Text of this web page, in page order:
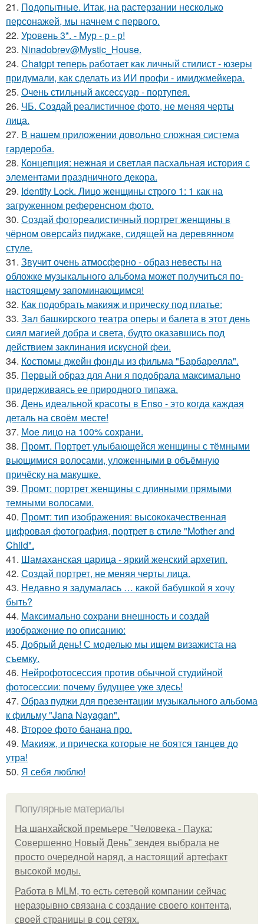
21. Подопытные. Итак, на растерзании несколько
персонажей, мы начнем с первого.
22. Уровень 3*. - Мур - р - р!
23. Ninadobrev@Mystic_House.
24. Chatgpt теперь работает как личный стилист - юзеры
придумали, как сделать из ИИ профи - имиджмейкера.
25. Очень стильный аксессуар - портупея.
26. ЧБ. Создай реалистичное фото, не меняя черты
лица.
27. В нашем приложении довольно сложная система
гардероба.
28. Концепция: нежная и светлая пасхальная история с
элементами праздничного декора.
29. Identity Lock. Лицо женщины строго 1: 1 как на
загруженном референсном фото.
30. Создай фотореалистичный портрет женщины в
чёрном оверсайз пиджаке, сидящей на деревянном
стуле.
31. Звучит очень атмосферно - образ невесты на
обложке музыкального альбома может получиться по-
настоящему запоминающимся!
32. Как подобрать макияж и прическу под платье:
33. Зал башкирского театра оперы и балета в этот день
сиял магией добра и света, будто оказавшись под
действием заклинания искусной феи.
34. Костюмы джейн фонды из фильма "Барбарелла".
35. Первый образ для Ани я подобрала максимально
придерживаясь ее природного типажа.
36. День идеальной красоты в Enso - это когда каждая
деталь на своём месте!
37. Мое лицо на 100% сохрани.
38. Промт. Портрет улыбающейся женщины с тёмными
вьющимися волосами, уложенными в объёмную
причёску на макушке.
39. Промт: портрет женщины с длинными прямыми
темными волосами.
40. Промт: тип изображения: высококачественная
цифровая фотография, портрет в стиле "Mother and
Child".
41. Шамаханская царица - яркий женский архетип.
42. Создай портрет, не меняя черты лица.
43. Недавно я задумалась … какой бабушкой я хочу
быть?
44. Максимально сохрани внешность и создай
изображение по описанию:
45. Добрый день! С моделью мы ищем визажиста на
съемку.
46. Нейрофотосессия против обычной студийной
фотосессии: почему будущее уже здесь!
47. Образ пуджи для презентации музыкального альбома
к фильму "Jana Nayagan".
48. Второе фото банана про.
49. Макияж, и прическа которые не боятся танцев до
утра!
50. Я себя люблю!
Популярные материалы
На шанхайской премьере "Человека - Паука:
Совершенно Новый День" зендея выбрала не
просто очередной наряд, а настоящий артефакт
высокой моды.
Работа в MLM, то есть сетевой компании сейчас
неразрывно связана с создание своего контента,
своей страницы в соц сетях.